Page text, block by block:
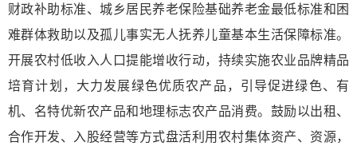
财政补助标准、城乡居民养老保险基础养老金最低标准和困
难群体救助以及孤儿事实无人抚养儿童基本生活保障标准。
开展农村低收入人口提能增收行动，持续实施农业品牌精品
培育计划，大力发展绿色优质农产品，引导促进绿色、有
机、名特优新农产品和地理标志农产品消费。鼓励以出租、
合作开发、入股经营等方式盘活利用农村集体资产、资源，